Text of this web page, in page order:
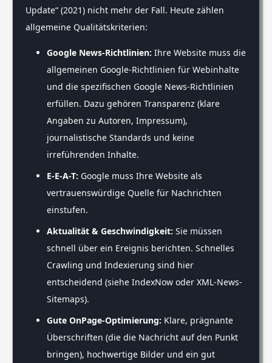
Update“ (2021) nicht mehr der Fall. Heute zählen
allgemeine Qualitätskriterien:
Google News-Richtlinien: Ihre Website muss die
allgemeinen Google-Richtlinien für Webinhalte
und die spezifischen Google News-Richtlinien
erfüllen. Dazu gehören Transparenz (klare
Angaben zu Autoren, Impressum),
journalistische Standards und keine
irreführenden Inhalte.
E-E-A-T: Google muss Ihre Website als
vertrauenswürdige Quelle für Nachrichten
einstufen.
Aktualität & Geschwindigkeit: Sie müssen
schnell über ein Ereignis berichten. Schnelles
Crawling und Indexierung sind hier
entscheidend (siehe IndexNow oder XML-News-
Sitemaps).
Gute OnPage-Optimierung: Klare, prägnante
Überschriften (die die Nachricht auf den Punkt
bringen), hochwertige Bilder und ein gut